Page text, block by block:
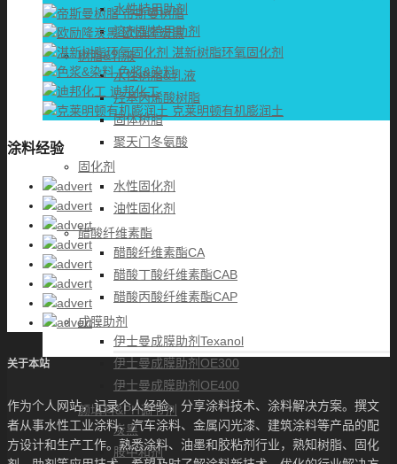
水性特用助剂
溶剂型特用助剂
树脂&乳液
水性树脂&乳液
羟基丙烯酸树脂
固体树脂
聚天门冬氨酸
固化剂
水性固化剂
油性固化剂
醋酸纤维素酯
醋酸纤维素酯CA
醋酸丁酸纤维素酯CAB
醋酸丙酸纤维素酯CAP
成膜助剂
伊士曼成膜助剂Texanol
伊士曼成膜助剂OE300
伊士曼成膜助剂OE400
颜填料&PH调节剂
炭黑
胺中和剂
帝斯曼树脂
欧励隆炭黑
湛新树脂环氧固化剂
色浆&染料
迪邦化工
克莱明顿有机膨润土
涂料经验
关于本站
作为个人网站，记录个人经验，分享涂料技术、涂料解决方案。撰文
者从事水性工业涂料、汽车涂料、金属闪光漆、建筑涂料等产品的配
方设计和生产工作。熟悉涂料、油墨和胶粘剂行业，熟知树脂、固化